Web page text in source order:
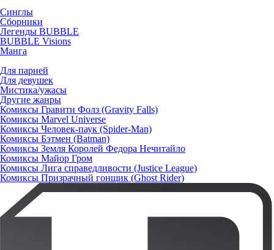
Синглы
Сборники
Легенды BUBBLE
BUBBLE Visions
Манга
Для парней
Для девушек
Мистика/ужасы
Другие жанры
Комиксы Гравити Фолз (Gravity Falls)
Комиксы Marvel Universe
Комиксы Человек-паук (Spider-Man)
Комиксы Бэтмен (Batman)
Комиксы Земля Королей Федора Нечитайло
Комиксы Майор Гром
Комиксы Лига справедливости (Justice League)
Комиксы Призрачный гонщик (Ghost Rider)